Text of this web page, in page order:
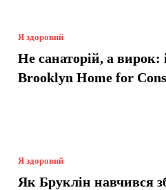
Я здоровий
Не санаторій, а вирок:
Brooklyn Home for
Я здоровий
Як Бруклін навчився